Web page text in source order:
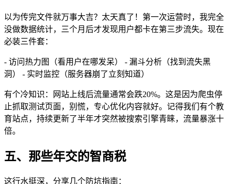
以为传完文件就万事大吉？太天真了！第一次运营时，我完全
没做数据统计，三个月后才发现用户都卡在第三步流失。现在
必装三件套：
- 访问热力图（看用户在哪发呆） - 漏斗分析（找到流失黑
洞） - 实时监控（服务器崩了立刻知道）
有个冷知识：网站上线后流量通常会跌20%。这是因为爬虫停
止抓取测试页面，别慌，专心优化内容就好。记得我们有个教
育站点，持续更新了半年才突然被搜索引擎青睐，流量暴涨十
倍。
五、那些年交的智商税
这行水挺深，分享几个防坑指南：